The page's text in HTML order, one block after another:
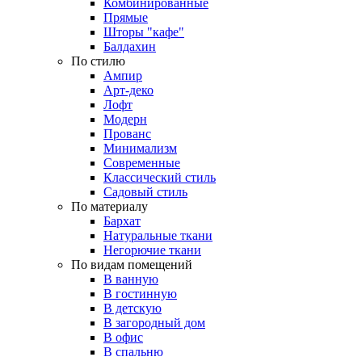
Прямые
Шторы "кафе"
Балдахин
По стилю
Ампир
Арт-деко
Лофт
Модерн
Прованс
Минимализм
Современные
Классический стиль
Садовый стиль
По материалу
Бархат
Натуральные ткани
Негорючие ткани
По видам помещений
В ванную
В гостинную
В детскую
В загородный дом
В офис
В спальню